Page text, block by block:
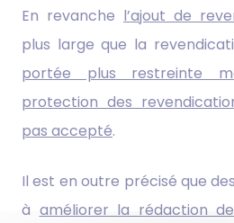
En revanche l’ajout de
plus large que la
portée plus restreinte
protection des
pas accepté.
Il est en outre précisé que
à améliorer la rédaction